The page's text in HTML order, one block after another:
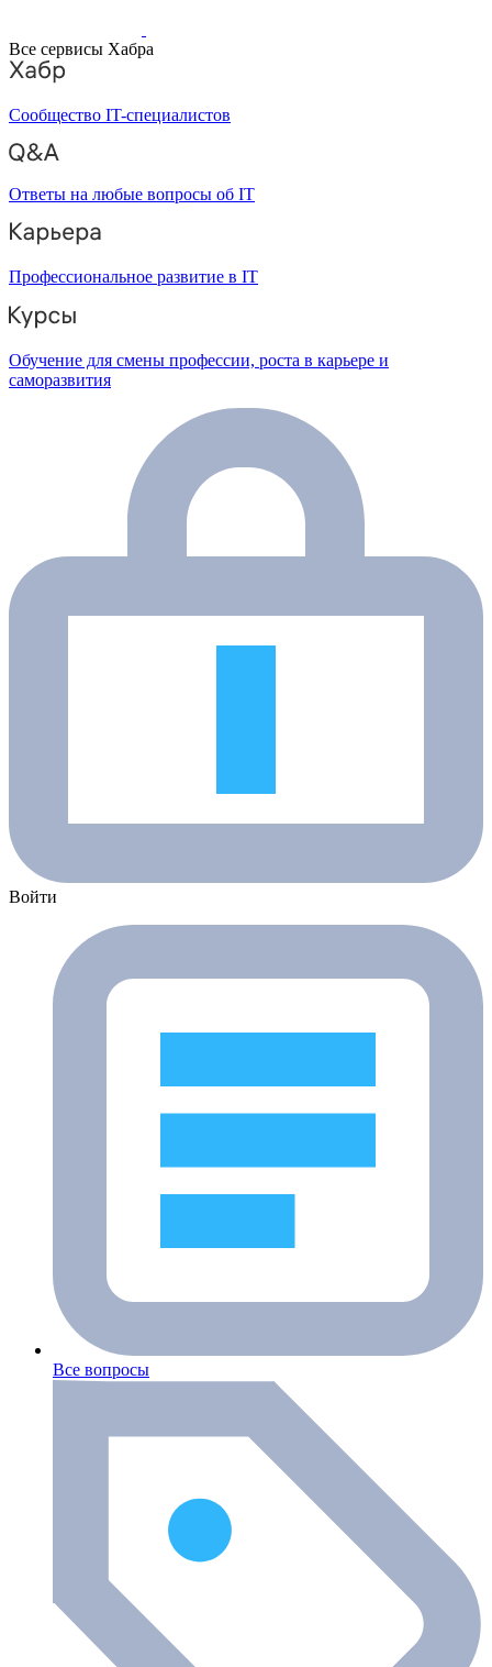
Все сервисы Хабра
Сообщество IT-специалистов
Ответы на любые вопросы об IT
Профессиональное развитие в IT
Обучение для смены профессии, роста в карьере и
саморазвития
Войти
Все вопросы